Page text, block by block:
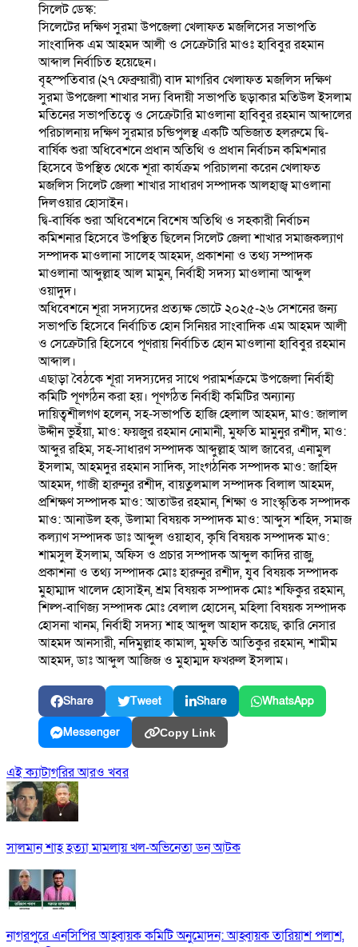
সিলেট ডেস্ক:
সিলেটের দক্ষিণ সুরমা উপজেলা খেলাফত মজলিসের সভাপতি
সাংবাদিক এম আহমদ আলী ও সেক্রেটারি মাওঃ হাবিবুর রহমান
আব্দাল নির্বাচিত হয়েছেন।
বৃহস্পতিবার (২৭ ফেব্রুয়ারী) বাদ মাগরিব খেলাফত মজলিস দক্ষিণ
সুরমা উপজেলা শাখার সদ্য বিদায়ী সভাপতি ছড়াকার মতিউল ইসলাম
মতিনের সভাপতিত্বে ও সেক্রেটারি মাওলানা হাবিবুর রহমান আব্দালের
পরিচালনায় দক্ষিণ সুরমার চন্ডিপুলস্থ একটি অভিজাত হলরুমে দ্বি-
বার্ষিক শুরা অধিবেশনে প্রধান অতিথি ও প্রধান নির্বাচন কমিশনার
হিসেবে উপস্থিত থেকে শূরা কার্যক্রম পরিচালনা করেন খেলাফত
মজলিস সিলেট জেলা শাখার সাধারণ সম্পাদক আলহাজ্ব মাওলানা
দিলওয়ার হোসাইন।
দ্বি-বার্ষিক শুরা অধিবেশনে বিশেষ অতিথি ও সহকারী নির্বাচন
কমিশনার হিসেবে উপস্থিত ছিলেন সিলেট জেলা শাখার সমাজকল্যাণ
সম্পাদক মাওলানা সালেহ আহমদ, প্রকাশনা ও তথ্য সম্পাদক
মাওলানা আব্দুল্লাহ আল মামুন, নির্বাহী সদস্য মাওলানা আব্দুল
ওয়াদুদ।
অধিবেশনে শূরা সদস্যদের প্রত্যক্ষ ভোটে ২০২৫-২৬ সেশনের জন্য
সভাপতি হিসেবে নির্বাচিত হোন সিনিয়র সাংবাদিক এম আহমদ আলী
ও সেক্রেটারি হিসেবে পূণরায় নির্বাচিত হোন মাওলানা হাবিবুর রহমান
আব্দাল।
এছাড়া বৈঠকে শূরা সদস্যদের সাথে পরামর্শক্রমে উপজেলা নির্বাহী
কমিটি পূণর্গঠন করা হয়। পূণর্গঠত নির্বাহী কমিটির অন্যান্য
দায়িত্বশীলগণ হলেন, সহ-সভাপতি হাজি হেলাল আহমদ, মাও: জালাল
উদ্দীন ভুইঁয়া, মাও: ফয়জুর রহমান নোমানী, মুফতি মামুনুর রশীদ, মাও:
আব্দুর রহিম, সহ-সাধারণ সম্পাদক আব্দুল্লাহ আল জাবের, এনামুল
ইসলাম, আহমদুর রহমান সাদিক, সাংগঠনিক সম্পাদক মাও: জাহিদ
আহমদ, গাজী হারুনুর রশীদ, বায়তুলমাল সম্পাদক বিলাল আহমদ,
প্রশিক্ষণ সম্পাদক মাও: আতাউর রহমান, শিক্ষা ও সাংস্কৃতিক সম্পাদক
মাও: আনাউল হক, উলামা বিষয়ক সম্পাদক মাও: আব্দুস শহিদ, সমাজ
কল্যাণ সম্পাদক ডাঃ আব্দুল ওয়াহাব, কৃষি বিষয়ক সম্পাদক মাও:
শামসুল ইসলাম, অফিস ও প্রচার সম্পাদক আব্দুল কাদির রাজু,
প্রকাশনা ও তথ্য সম্পাদক মোঃ হারুনুর রশীদ, যুব বিষয়ক সম্পাদক
মুহাম্মাদ খালেদ হোসাইন, শ্রম বিষয়ক সম্পাদক মোঃ শফিকুর রহমান,
শিল্প-বাণিজ্য সম্পাদক মোঃ বেলাল হোসেন, মহিলা বিষয়ক সম্পাদক
হোসনা খানম, নির্বাহী সদস্য শাহ আব্দুল আহাদ কয়েছ, ক্বারি নেসার
আহমদ আনসারী, নদিমুল্লাহ কামাল, মুফতি আতিকুর রহমান, শামীম
আহমদ, ডাঃ আব্দুল আজিজ ও মুহাম্মদ ফখরুল ইসলাম।
Share Tweet Share WhatsApp
Messenger Copy Link
এই ক্যাটাগরির আরও খবর
সালমান শাহ হত্যা মামলায় খল-অভিনেতা ডন আটক
নাগরপুরে এনসিপির আহ্বায়ক কমিটি অনুমোদন: আহ্বায়ক তারিয়াশ পলাশ,